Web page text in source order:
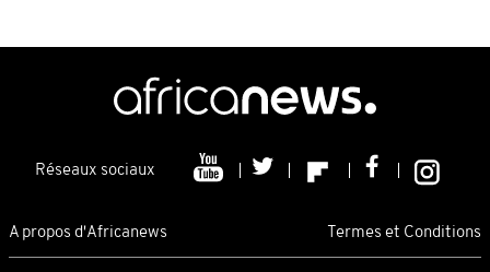
Réseaux sociaux
A propos d'Africanews Termes et Conditions